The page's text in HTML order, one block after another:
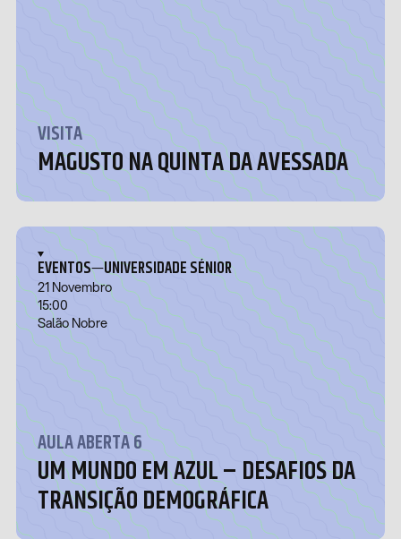
VISITA
MAGUSTO NA QUINTA DA AVESSADA
EVENTOS—UNIVERSIDADE SÉNIOR
21 Novembro
15:00
Salão Nobre
AULA ABERTA 6
UM MUNDO EM AZUL – DESAFIOS DA
TRANSIÇÃO DEMOGRÁFICA